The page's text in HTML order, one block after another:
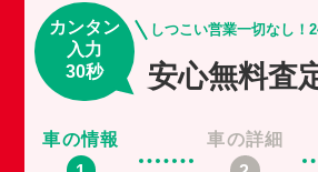
カンタン
入力
30秒
しつこい営業一切なし！
安心無料査
車の情報 車の詳細